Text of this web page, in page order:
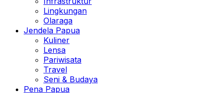
Lingkungan
Olaraga
Jendela Papua
Kuliner
Lensa
Pariwisata
Travel
Seni & Budaya
Pena Papua